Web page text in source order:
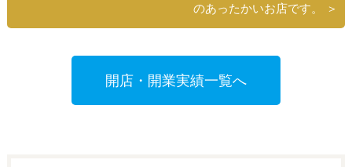
のあったかいお店です。 ＞
開店・開業実績一覧へ